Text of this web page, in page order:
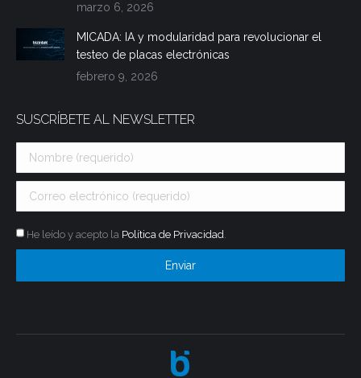
marzo 6, 2026
MICADA: IA y modularidad para revolucionar el
testeo de placas electrónicas
febrero 9, 2026
SUSCRÍBETE AL NEWSLETTER
He leído y acepto la Política de Privacidad.